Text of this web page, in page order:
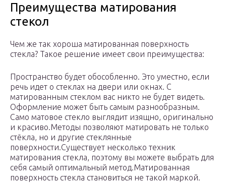
Преимущества матирования
стекол
Чем же так хороша матированная поверхность
стекла? Такое решение имеет свои преимущества:
Пространство будет обособленно. Это уместно, если
речь идет о стеклах на двери или окнах. С
матированным стеклом вас никто не будет видеть.
Оформление может быть самым разнообразным.
Само матовое стекло выглядит изящно, оригинально
и красиво.Методы позволяют матировать не только
стёкла, но и другие стеклянные
поверхности.Существует несколько техник
матирования стекла, поэтому вы можете выбрать для
себя самый оптимальный метод.Матированная
поверхность стекла становиться не такой маркой.